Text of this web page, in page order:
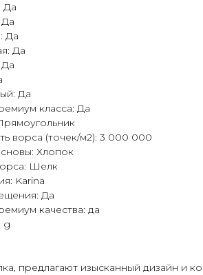
Да
Да
Да
Да
Да
Да
класса: Да
ворса (точек/м2): 3 000 000
Хлопок
Шелк
Karina
Да
качества: да
g
предлагают изысканный дизайн и